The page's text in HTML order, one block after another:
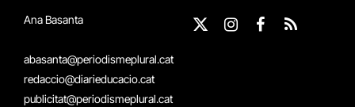
Ana Basanta
abasanta@periodismeplural.cat
redaccio@diarieducacio.cat
publicitat@periodismeplural.cat
X
Instagram
Facebook
RSS